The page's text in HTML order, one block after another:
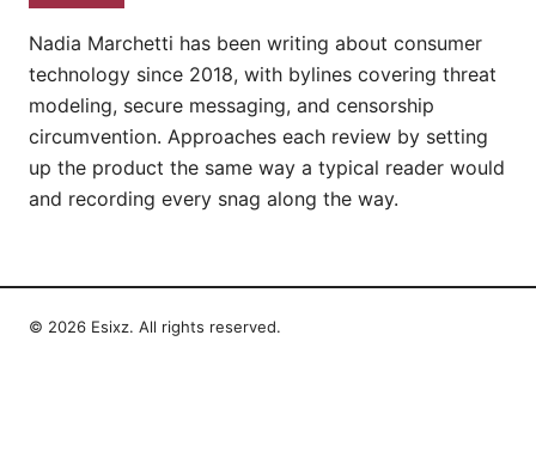
Nadia Marchetti has been writing about consumer
technology since 2018, with bylines covering threat
modeling, secure messaging, and censorship
circumvention. Approaches each review by setting
up the product the same way a typical reader would
and recording every snag along the way.
© 2026 Esixz. All rights reserved.